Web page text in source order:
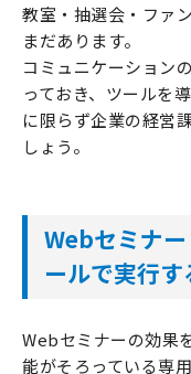
教室・抽選会・ファ
まだあります。
コミュニケーション
っておき、ツールを
に限らず企業の経営
しょう。
Webセミナ
ールで実行す
Webセミナーの効果
能がそろっている専